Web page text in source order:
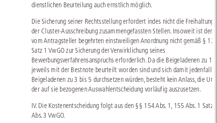
dienstlichen Beurteilung auch ernstlich möglich.
Die Sicherung seiner Rechtsstellung erfordert indes nicht die Freihaltung
der Cluster-Ausschreibung zusammengefassten Stellen. Insoweit ist der
vom Antragsteller begehrten einstweiligen Anordnung nicht gemäß §
Satz 1 VwGO zur Sicherung der Verwirklichung seines
Bewerbungsverfahrensanspruchs erforderlich. Da die Beigeladenen zu 1
jeweils mit der Bestnote beurteilt worden sind und sich damit jedenfalls
Beigeladenen zu 3 bis 5 durchsetzen würden, besteht kein Anlass, die
der auf sie bezogenen Auswahlentscheidung vorläufig auszusetzen.
IV. Die Kostenentscheidung folgt aus den §§ 154 Abs. 1, 155 Abs. 1 Satz
Abs. 3 VwGO.